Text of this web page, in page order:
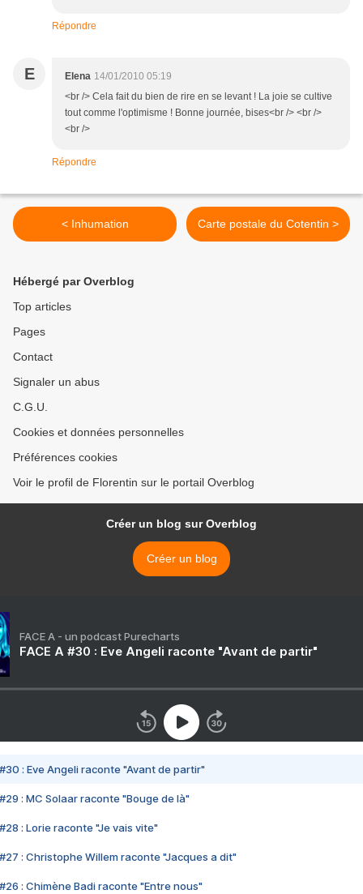
Répondre
E Elena 14/01/2010 05:19
<br /> Cela fait du bien de rire en se levant ! La joie se cultive
tout comme l'optimisme ! Bonne journée, bises<br /> <br />
<br />
Répondre
< Inhumation Carte postale du Cotentin >
Hébergé par Overblog
Top articles
Pages
Contact
Signaler un abus
C.G.U.
Cookies et données personnelles
Préférences cookies
Voir le profil de Florentin sur le portail Overblog
Créer un blog sur Overblog
Créer un blog
FACE A - un podcast Purecharts
FACE A #30 : Eve Angeli raconte "Avant de partir"
#30 : Eve Angeli raconte "Avant de partir"
#29 : MC Solaar raconte "Bouge de là"
#28 : Lorie raconte "Je vais vite"
#27 : Christophe Willem raconte "Jacques a dit"
#26 : Chimène Badi raconte "Entre nous"